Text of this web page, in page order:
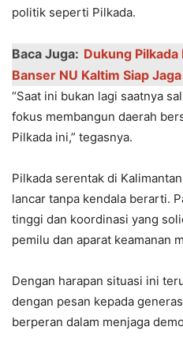
politik seperti Pilkada.
Baca Juga: Dukung Pilkada
Banser NU Kaltim Siap
“Saat ini bukan lagi saatnya
fokus membangun daerah
Pilkada ini,” tegasnya.
Pilkada serentak di
lancar tanpa kendala berarti.
tinggi dan koordinasi yang
pemilu dan aparat keamanan
Dengan harapan situasi ini
dengan pesan kepada
berperan dalam menjaga